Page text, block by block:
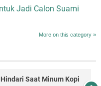
Jadi Calon Suami
More on this category »
Saat Minum Kopi